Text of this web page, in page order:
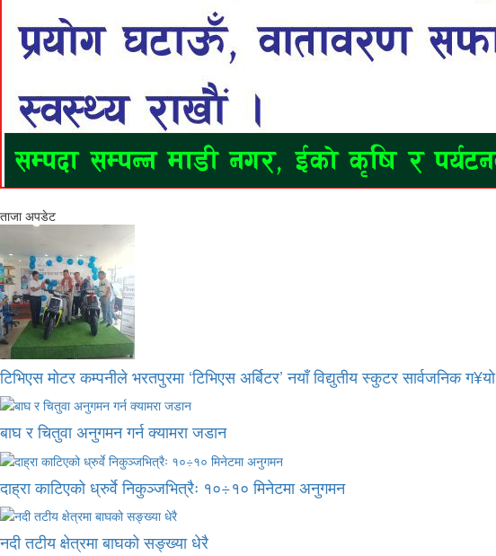
ताजा अपडेट
टिभिएस मोटर कम्पनीले भरतपुरमा ‘टिभिएस अर्बिटर’ नयाँ विद्युतीय स्कुटर सार्वजनिक ग¥यो
बाघ र चितुवा अनुगमन गर्न क्यामरा जडान
दाह्रा काटिएको ध्रुर्वे निकुञ्जभित्रैः १०÷१० मिनेटमा अनुगमन
नदी तटीय क्षेत्रमा बाघको सङ्ख्या धेरै